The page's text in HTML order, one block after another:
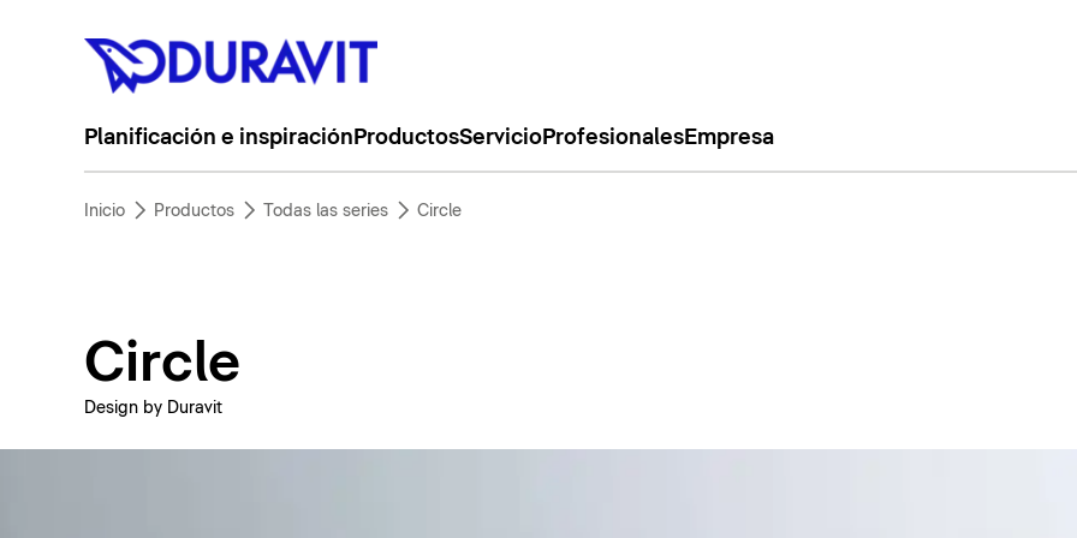
Planificación e inspiración ProductosServicioProfesionalesEmpresa
Inicio Productos Todas las series Circle
Circle
Design by Duravit